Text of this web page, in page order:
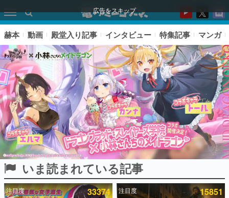
広告をスキップ
ピックアップ
赫本 動画 殿堂入り記事 インタビュー 特集記事 マンガ
いま読まれている記事
注目度 33374 注目度 15851